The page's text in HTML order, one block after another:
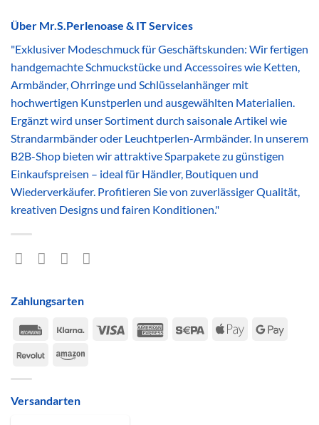
Über Mr.S.Perlenoase & IT Services
"Exklusiver Modeschmuck für Geschäftskunden: Wir fertigen
handgemachte Schmuckstücke und Accessoires wie Ketten,
Armbänder, Ohrringe und Schlüsselanhänger mit
hochwertigen Kunstperlen und ausgewählten Materialien.
Ergänzt wird unser Sortiment durch saisonale Artikel wie
Strandarmbänder oder Leuchtperlen-Armbänder. In unserem
B2B-Shop bieten wir attraktive Sparpakete zu günstigen
Einkaufspreisen – ideal für Händler, Boutiquen und
Wiederverkäufer. Profitieren Sie von zuverlässiger Qualität,
kreativen Designs und fairen Konditionen."
Zahlungsarten
Rechung
Klarna Visa
American Sepa
Apple
Google
RevolutAmazon
Versandarten